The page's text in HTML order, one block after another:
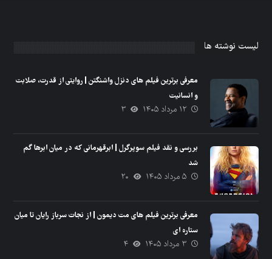
لیست نوشته ها
معرفی برترین فیلم های دنزل واشنگتن | روایتی از قدرت، صلابت
و انسانیت
۱۲ مرداد ۱۴۰۵
۳
بررسی و نقد فیلم سوپرگرل | ابرقهرمانی که در میان ابرها گم
شد
۵ مرداد ۱۴۰۵
۲۰
معرفی برترین فیلم های مت دیمون | از نجات سرباز رایان تا میان
ستاره ای
۳ مرداد ۱۴۰۵
۴